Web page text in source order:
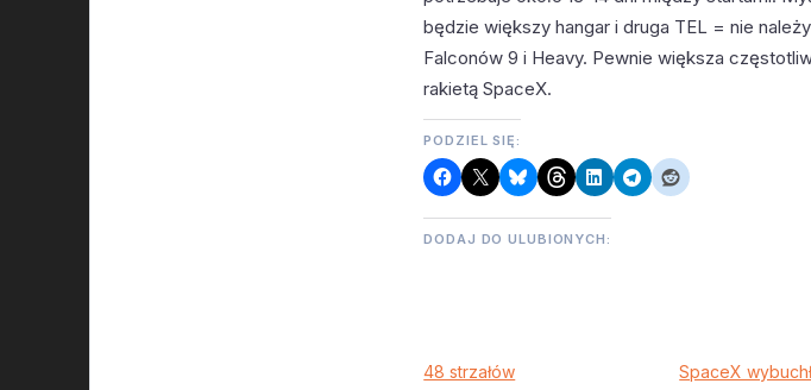
będzie większy hangar i druga TEL = nie
Falconów 9 i Heavy. Pewnie większa
rakietą SpaceX.
PODZIEL SIĘ:
DODAJ DO ULUBIONYCH:
48 strzałów SpaceX